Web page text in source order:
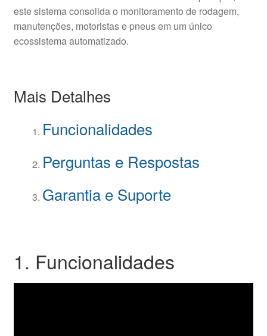
este sistema consolida o monitoramento de rodagem,
manutenções, motoristas e pneus em um único
ecossistema automatizado.
Mais Detalhes
Funcionalidades
Perguntas e Respostas
Garantia e Suporte
1. Funcionalidades